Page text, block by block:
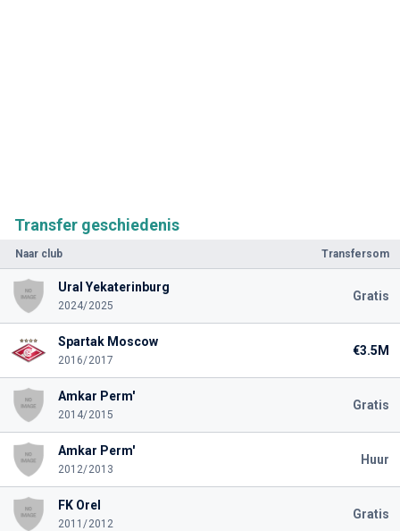
Transfer geschiedenis
Naar club Transfersom
Ural Yekaterinburg
2024/2025
Gratis
Spartak Moscow
2016/2017
€3.5M
Amkar Perm'
2014/2015
Gratis
Amkar Perm'
2012/2013
Huur
FK Orel
2011/2012
Gratis